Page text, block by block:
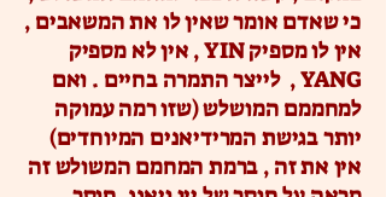
כי שאדם אומר שאין לו את המשאבים ,
אין לו מספיק YIN , אין לא מספיק
YANG , לייצר התמרה בחיים . ואם
למחממם המושלש (שזו רמה עמוקה
יותר בגישת המרידיאנים המיוחדים)
אין את זה , ברמת המחמם המשולש זה